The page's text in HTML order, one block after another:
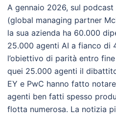
A gennaio 2026, sul
(global managing partner
la sua azienda ha 60.000
25.000 agenti AI a fianco di
l’obiettivo di parità entro
quei 25.000 agenti il
EY e PwC hanno fatto
agenti ben fatti spesso
flotta numerosa. La notizia